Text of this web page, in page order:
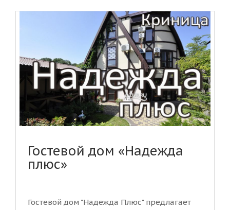
Гостевой дом «Надежда
плюс»
Гостевой дом "Надежда Плюс" предлагает